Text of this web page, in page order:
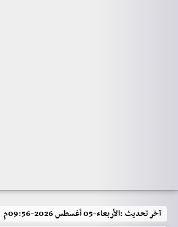
آخر تحديث :الأربعاء-05 أغسطس 2026-09:56م